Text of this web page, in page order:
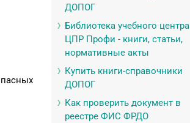
ДОПОГ
Библиотека учебного центра
ЦПР Профи - книги, статьи,
нормативные акты
Купить книги-справочники
ДОПОГ
Как проверить документ в
реестре ФИС ФРДО